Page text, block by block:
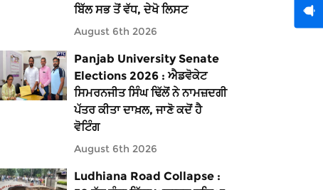
ਬਿੱਲ ਸਭ ਤੋਂ ਵੱਧ, ਦੇਖੋ ਲਿਸਟ
August 6th 2026
Panjab University Senate
Elections 2026 : ਐਡਵੋਕੇਟ
ਸਿਮਰਨਜੀਤ ਸਿੰਘ ਢਿੱਲੋਂ ਨੇ ਨਾਮਜ਼ਦਗੀ
ਪੱਤਰ ਕੀਤਾ ਦਾਖ਼ਲ, ਜਾਣੋ ਕਦੋਂ ਹੈ
ਵੋਟਿੰਗ
August 6th 2026
Ludhiana Road Collapse :